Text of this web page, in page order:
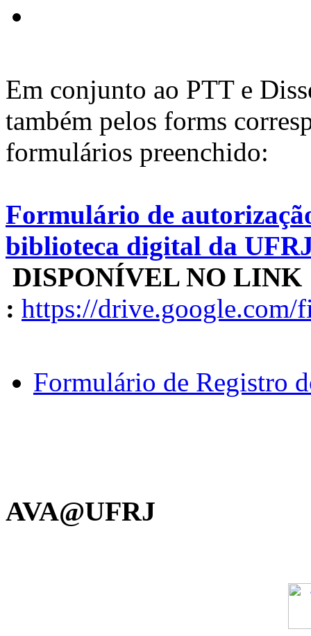
Em conjunto ao PTT e
também pelos forms
formulários preenchido:
Formulário de
biblioteca digital da
DISPONÍVEL NO LINK
: https://
Formulário de Registro
AVA@UFRJ